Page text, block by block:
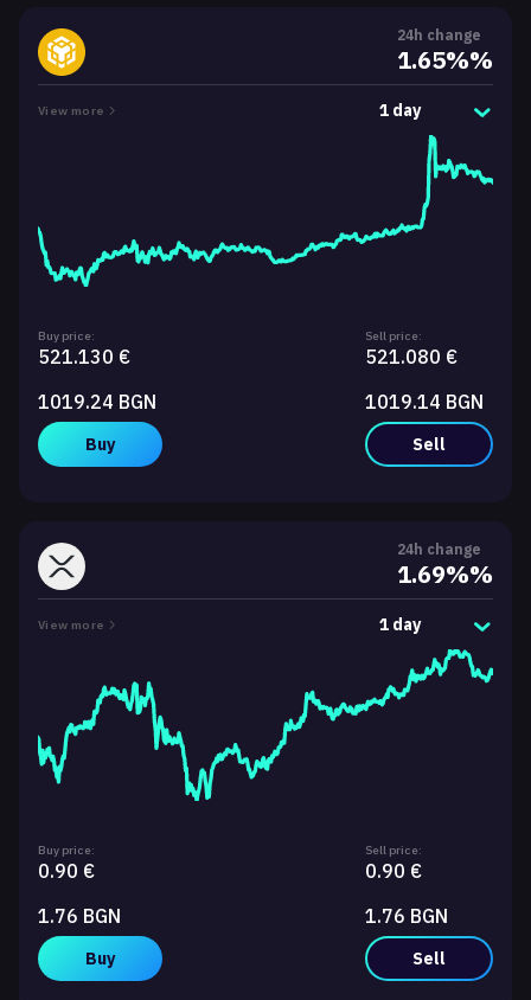
24h change
1.65%%
View more 1 day
Buy price:
521.130 €
1019.24 BGN
Buy
Sell price:
521.080 €
1019.14 BGN
Sell
24h change
1.69%%
View more 1 day
Buy price:
0.90 €
1.76 BGN
Buy
Sell price:
0.90 €
1.76 BGN
Sell